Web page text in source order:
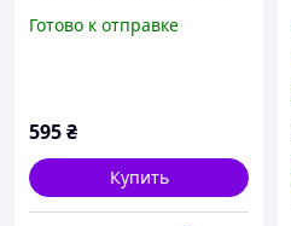
цвет) ручная работа
Готово к отправке
595₴
Купить